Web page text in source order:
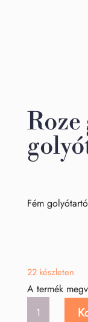
Fém
22 készleten
A termék